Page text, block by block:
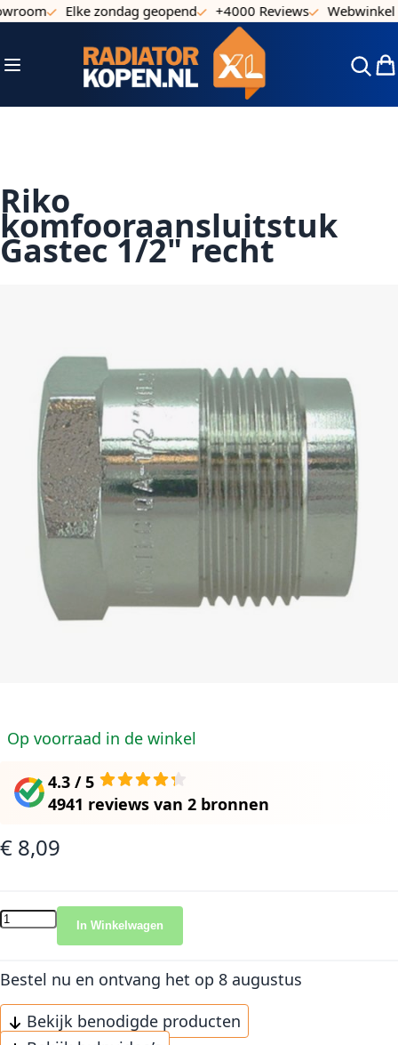
Ga naar de inhoud
Elke zondag geopend +4000 Reviews Webwinkel
Toggle Nav
Riko
komfooraansluitstuk
Gastec 1/2" recht
Op voorraad in de winkel
4.3 / 5
4941 reviews van 2 bronnen
€ 8,09
In Winkelwagen
Bestel nu en ontvang het op 8 augustus
Bekijk benodigde producten